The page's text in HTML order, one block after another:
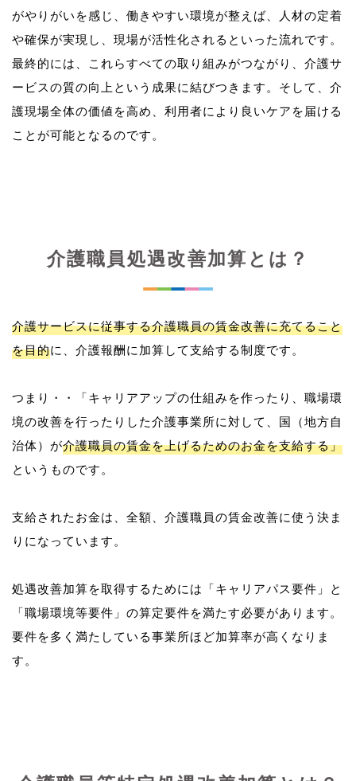
がやりがいを感じ、働きやすい環境が整えば、人材の定着
や確保が実現し、現場が活性化されるといった流れです。
最終的には、これらすべての取り組みがつながり、介護サ
ービスの質の向上という成果に結びつきます。そして、介
護現場全体の価値を高め、利用者により良いケアを届ける
介護職員処遇改善加算とは？
介護サービスに従事する介護職員の賃金改善に充てること
を目的に、介護報酬に加算して支給する制度です。
つまり・・「キャリアアップの仕組みを作ったり、職場環
境の改善を行ったりした介護事業所に対して、国（地方自
治体）が介護職員の賃金を上げるためのお金を支給する」
というものです。
支給されたお金は、全額、介護職員の賃金改善に使う決ま
りになっています。
処遇改善加算を取得するためには「キャリアパス要件」と
「職場環境等要件」の算定要件を満たす必要があります。
要件を多く満たしている事業所ほど加算率が高くなりま
す。